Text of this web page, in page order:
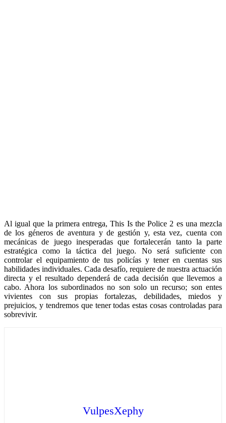
Al igual que la primera entrega, This Is the Police 2 es una mezcla
de los géneros de aventura y de gestión y, esta vez, cuenta con
mecánicas de juego inesperadas que fortalecerán tanto la parte
estratégica como la táctica del juego. No será suficiente con
controlar el equipamiento de tus policías y tener en cuentas sus
habilidades individuales. Cada desafío, requiere de nuestra actuación
directa y el resultado dependerá de cada decisión que llevemos a
cabo. Ahora los subordinados no son solo un recurso; son entes
vivientes con sus propias fortalezas, debilidades, miedos y
prejuicios, y tendremos que tener todas estas cosas controladas para
sobrevivir.
VulpesXephy